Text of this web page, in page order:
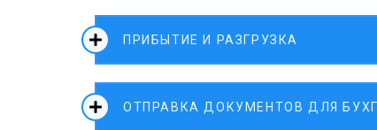
ПРИБЫТИЕ И РАЗГРУЗКА
ОТПРАВКА ДОКУМЕНТОВ ДЛЯ